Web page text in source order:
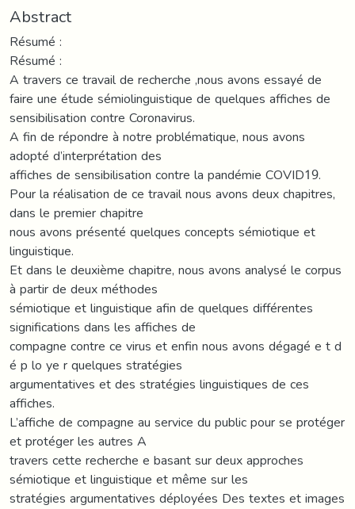
Abstract
Résumé :
Résumé :
A travers ce travail de recherche ,nous avons essayé de
faire une étude sémiolinguistique de quelques affiches de
sensibilisation contre Coronavirus.
A fin de répondre à notre problématique, nous avons
adopté d’interprétation des
affiches de sensibilisation contre la pandémie COVID19.
Pour la réalisation de ce travail nous avons deux chapitres,
dans le premier chapitre
nous avons présenté quelques concepts sémiotique et
linguistique.
Et dans le deuxième chapitre, nous avons analysé le corpus
à partir de deux méthodes
sémiotique et linguistique afin de quelques différentes
significations dans les affiches de
compagne contre ce virus et enfin nous avons dégagé e t d
é p lo ye r quelques stratégies
argumentatives et des stratégies linguistiques de ces
affiches.
L’affiche de compagne au service du public pour se protéger
et protéger les autres A
travers cette recherche e basant sur deux approches
sémiotique et linguistique et même sur les
stratégies argumentatives déployées Des textes et images